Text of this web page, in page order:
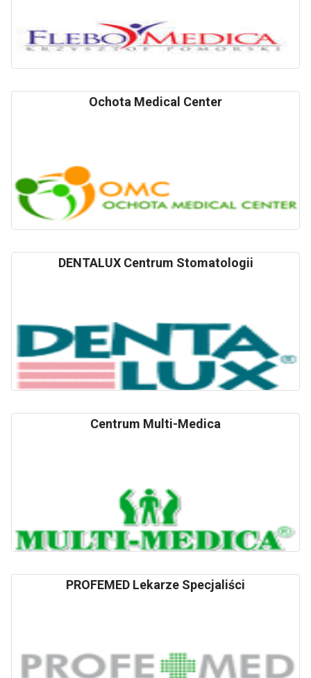
Ochota Medical Center
DENTALUX Centrum Stomatologii
Centrum Multi-Medica
PROFEMED Lekarze Specjaliści